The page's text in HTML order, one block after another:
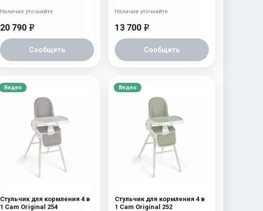
20 790 e
Сообщить
Наличие уточняйте
13 700 e
Сообщить
Наличие уточняйте
Видео
Стульчик для кормления 4 в
1 Cam Original 254
Видео
Стульчик для кормления 4 в
1 Cam Original 252